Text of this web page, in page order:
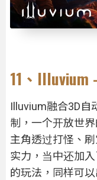
11、Illuvium
Illuvium融合3D自
制，一个开放世
主角透过打怪、
实力，当中还加
的玩法，同样可